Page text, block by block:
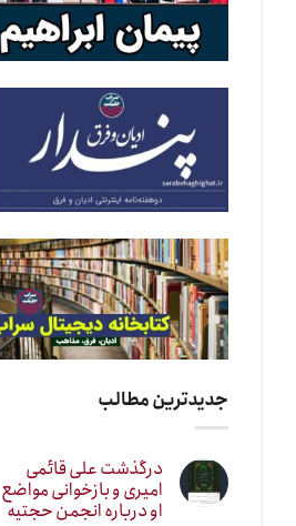
جدیدترین مطالب
درگذشت علی قائمی
امیری و بازخوانی مواضع
او درباره انجمن حجتیه